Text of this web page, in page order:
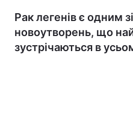
Рак легенів є одним
новоутворень, що
зустрічаються в